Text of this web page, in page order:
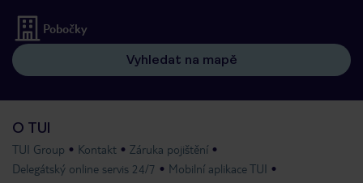
Pobočky
Vyhledat na mapě
O TUI
TUI Group Kontakt
Záruka pojištění
Delegátský online servis 24/7
Mobilní aplikace TUI